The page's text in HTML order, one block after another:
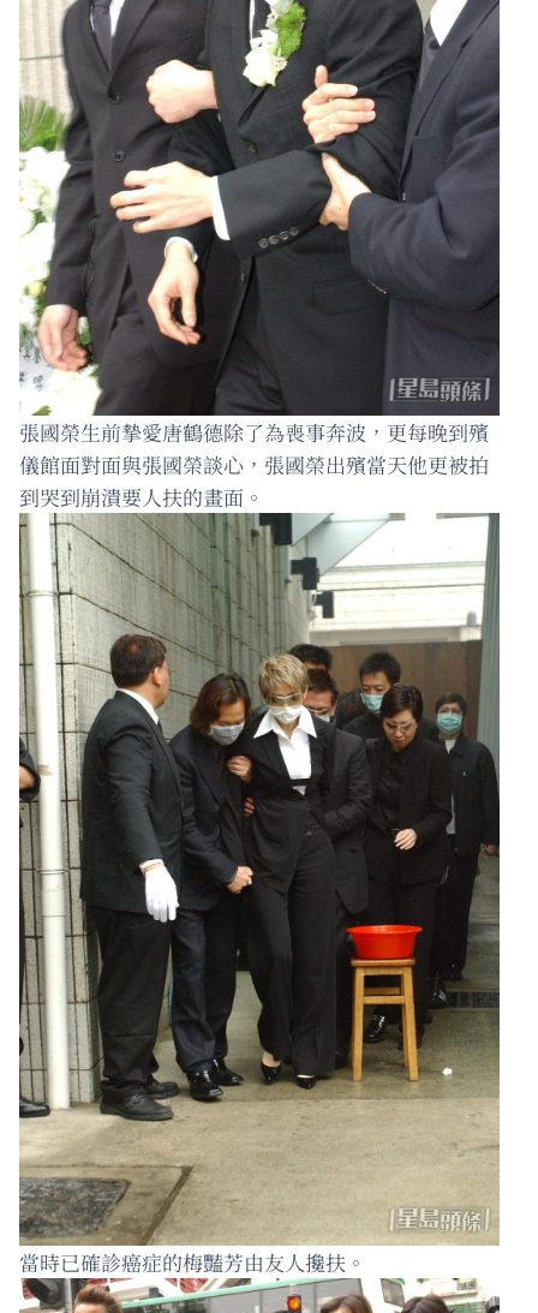
張國榮生前摯愛唐鶴德除了為喪事奔波，更每晚到殯
儀館面對面與張國榮談心，張國榮出殯當天他更被拍
到哭到崩潰要人扶的畫面。
當時已確診癌症的梅豔芳由友人攙扶。